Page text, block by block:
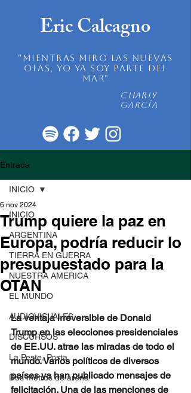
Eric Calcagno
"mientras miro las nuevas
olas, yo ya soy parte del
mar"
Charly
García
Entrada
INICIO
ARGENTINA
TIERRA EN GUERRA
NUESTRA AMERICA
EL MUNDO
AUDIOVISUALES
DISCURSOS
La Peste, Posta
Dos metros de arena
INICIO
Trump quiere la paz en
Europa, podría reducir lo
presupuestado para la
OTAN
6 nov 2024
La ventaja irreversible de Donald
Trump en las elecciones presidenciales
de EE.UU. atrae las miradas de todo el
mundo. Varios políticos de diversos
países ya han publicado mensajes de
felicitación. Una de las menciones de